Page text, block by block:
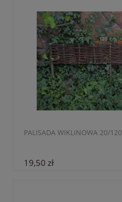
PALISADA WIKLINOWA 20/120
19,50 zł